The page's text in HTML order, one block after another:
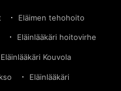
Eläimen tehohoito
Eläinlääkäri hoitovirhe
Eläinlääkäri Kouvola
Eläinlääkäri